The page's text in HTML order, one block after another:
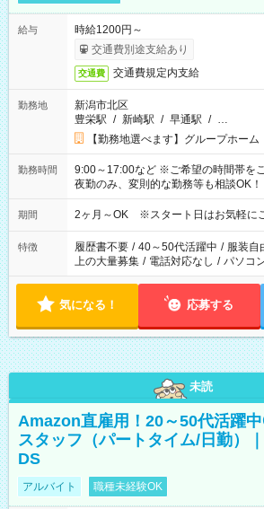
給与
時給1200円～
交通費別途支給あり
交通費 交通費規定内支給
勤務地
新潟市北区
豊栄駅 / 新崎駅 / 早通駅 / …
【勤務地選べます】グループホーム
勤務時間
9:00～17:00など ※ご希望の時間帯をご相談ください。 ※日勤、
夜勤のみ、変則的な勤務等も相談OK！
期間 2ヶ月～OK ※スタート日はお気軽に
特徴 履歴書不要 / 40～50代活躍中 / 服装自
上の大量募集 / 電話対応なし / パソコ
気になる！ 応募する
未読
Amazon直雇用！20～50代活躍
スタッフ（パートタイム/日勤）
DS
アルバイト 職種未経験OK